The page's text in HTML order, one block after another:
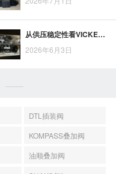
从供压稳定性看VICKERS高压柱塞泵的工业提效价值
2026年6月3日
DTL插装阀
KOMPASS叠加阀
油顺叠加阀